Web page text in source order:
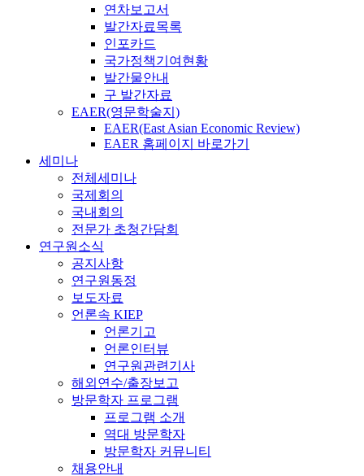
연차보고서
발간자료목록
인포카드
국가정책기여현황
발간물안내
구 발간자료
EAER(영문학술지)
EAER(East Asian Economic Review)
EAER 홈페이지 바로가기
세미나
전체세미나
국제회의
국내회의
전문가 초청간담회
연구원소식
공지사항
연구원동정
보도자료
언론속 KIEP
언론기고
언론인터뷰
연구원관련기사
해외연수/출장보고
방문학자 프로그램
프로그램 소개
역대 방문학자
방문학자 커뮤니티
채용안내